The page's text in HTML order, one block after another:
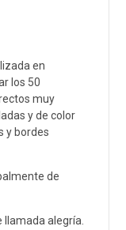
en
los 50
muy
y de color
y bordes
de
alegría.